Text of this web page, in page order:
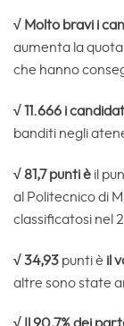
√ Molto bravi i
aumenta la
che hanno
√ 11.666 i
banditi negli
√ 81,7 punti è il
al Politecnico di
classificatosi nel
√ 34,93 punti è il
altre sono state